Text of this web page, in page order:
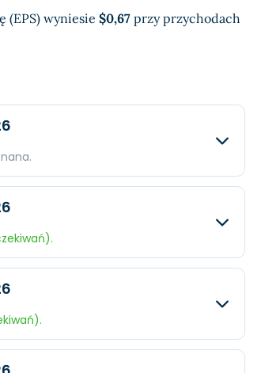
(EPS) wyniesie $0,67 przy przychodach
N/A N/A
$61,7 mln.
$83,9 mln. +25.33 %